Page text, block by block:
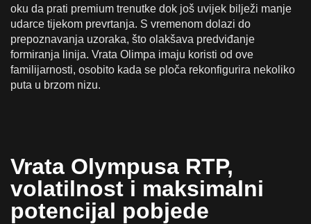
oku da prati premium trenutke dok još uvijek bilježi manje
udarce tijekom prevrtanja. S vremenom dolazi do
prepoznavanja uzoraka, što olakšava predviđanje
formiranja linija. Vrata Olimpa imaju koristi od ove
familijarnosti, osobito kada se ploča rekonfigurira nekoliko
puta u brzom nizu.
Vrata Olympusa RTP,
volatilnost i maksimalni
potencijal pobjede